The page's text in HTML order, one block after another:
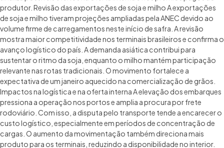
produtor. Revisão das exportações de soja e milho A exportações
de soja e milho tiveram projeções ampliadas pela ANEC devido ao
volume firme de carregamentos neste início de safra. A revisão
mostra maior competitividade nos terminais brasileiros e confirma o
avanço logístico do país. A demanda asiática contribui para
sustentar o ritmo da soja, enquanto o milho mantém participação
relevante nas rotas tradicionais. O movimento fortalece a
expectativa de um janeiro aquecido na comercialização de grãos.
Impactos na logística e na oferta interna A elevação dos embarques
pressiona a operação nos portos e amplia a procura por frete
rodoviário. Com isso, a disputa pelo transporte tende a encarecer o
custo logístico, especialmente em períodos de concentração de
cargas. O aumento da movimentação também direciona mais
produto para os terminais, reduzindo a disponibilidade no interior.